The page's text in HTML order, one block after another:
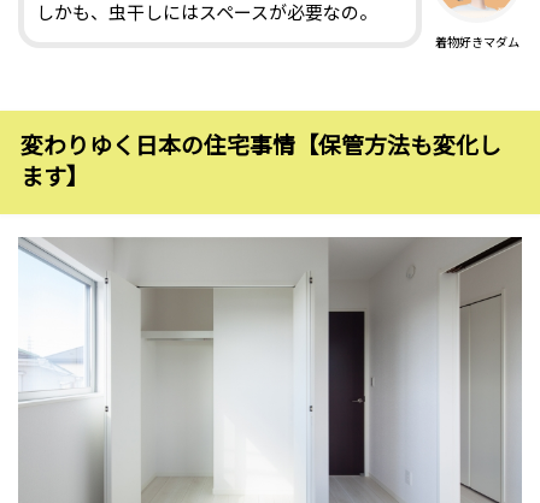
着物好きマダム
しかも、虫干しにはスペースが必要なの。
変わりゆく日本の住宅事情【保管方法も変化し
ます】